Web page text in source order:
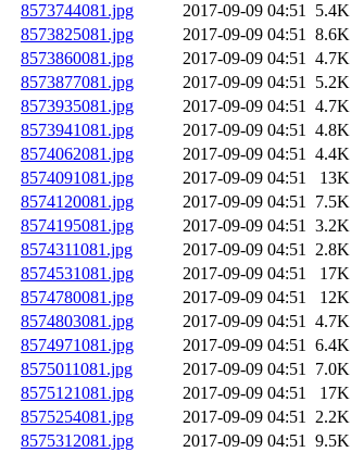
8573744081.jpg
2017-09-09 04:51 5.4K
8573825081.jpg
2017-09-09 04:51 8.6K
8573860081.jpg
2017-09-09 04:51 4.7K
8573877081.jpg
2017-09-09 04:51 5.2K
8573935081.jpg
2017-09-09 04:51 4.7K
8573941081.jpg
2017-09-09 04:51 4.8K
8574062081.jpg
2017-09-09 04:51 4.4K
8574091081.jpg
2017-09-09 04:51
13K
8574120081.jpg
2017-09-09 04:51 7.5K
8574195081.jpg
2017-09-09 04:51 3.2K
8574311081.jpg
2017-09-09 04:51 2.8K
8574531081.jpg
2017-09-09 04:51
17K
8574780081.jpg
2017-09-09 04:51
12K
8574803081.jpg
2017-09-09 04:51 4.7K
8574971081.jpg
2017-09-09 04:51 6.4K
8575011081.jpg
2017-09-09 04:51 7.0K
8575121081.jpg
2017-09-09 04:51
17K
8575254081.jpg
2017-09-09 04:51 2.2K
8575312081.jpg
2017-09-09 04:51 9.5K